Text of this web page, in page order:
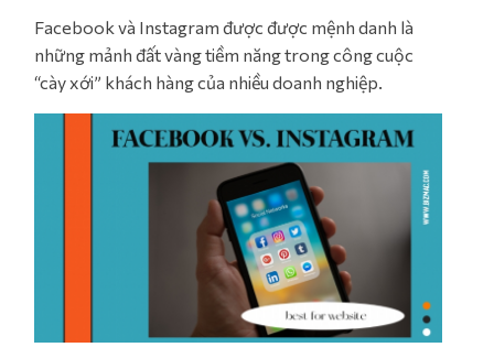
Facebook và Instagram được được mệnh danh là
những mảnh đất vàng tiềm năng trong công cuộc
“cày xới” khách hàng của nhiều doanh nghiệp.